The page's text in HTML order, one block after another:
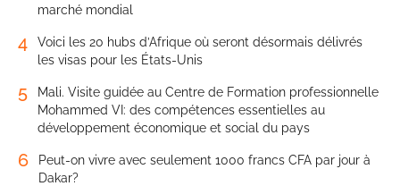
marché mondial
4
Voici les 20 hubs d’Afrique où seront désormais délivrés
les visas pour les États-Unis
5
Mali. Visite guidée au Centre de Formation professionnelle
Mohammed VI: des compétences essentielles au
développement économique et social du pays
6
Peut-on vivre avec seulement 1000 francs CFA par jour à
Dakar?